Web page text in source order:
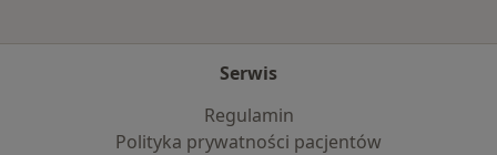
Serwis
Regulamin
Polityka prywatności pacjentów